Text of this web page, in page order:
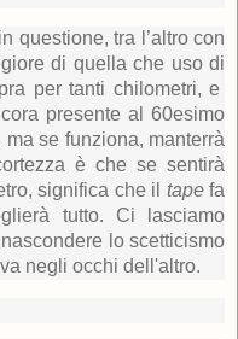
questione, tra l’altro con
di quella che uso di
per tanti chilometri, e
presente al 60esimo
se funziona, manterrà
è che se sentirà
significa che il tapefa
tutto. Ci lasciamo
lo scetticismo
negli occhi dell'altro.